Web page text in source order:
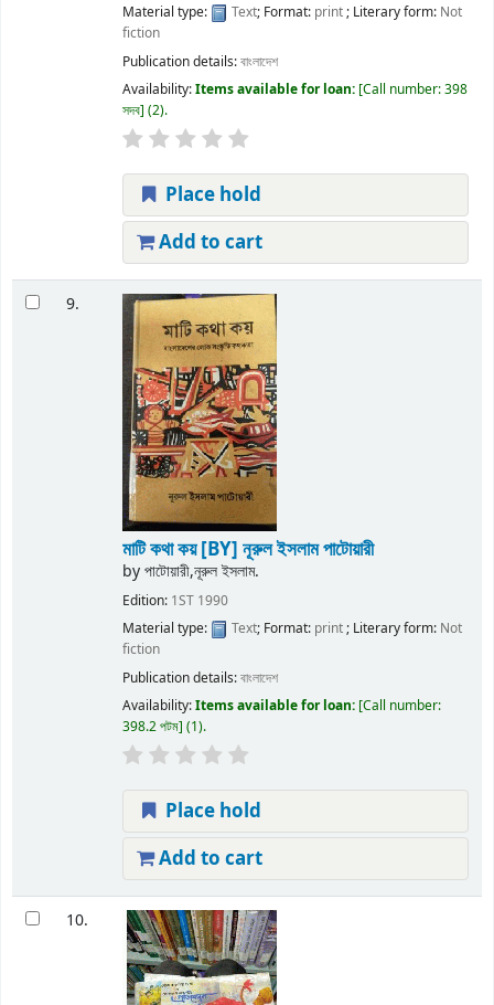
Material type:
Text; Format: print; Literary form: Not
fiction
Publication details:বাংলাদেশ
Availability:Items available for loan: Call number:398
সদব (2).
Place hold
Add to cart
9.
মাটি কথা কয়[BY] নূরুল ইসলাম পাটোয়ারী
byপাটোয়ারী,নূরুল ইসলাম.
Edition: 1ST 1990
Material type:
Text; Format: print; Literary form: Not
fiction
Publication details:বাংলাদেশ
Availability:Items available for loan: Call number:
398.2 পটম (1).
Place hold
Add to cart
10.